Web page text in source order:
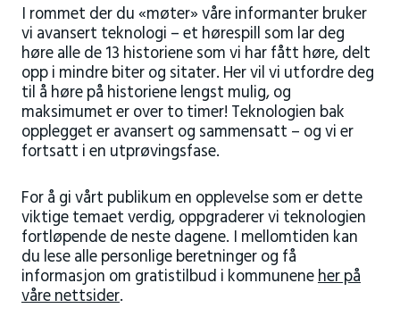
I rommet der du «møter» våre informanter bruker
vi avansert teknologi – et hørespill som lar deg
høre alle de 13 historiene som vi har fått høre, delt
opp i mindre biter og sitater. Her vil vi utfordre deg
til å høre på historiene lengst mulig, og
maksimumet er over to timer! Teknologien bak
opplegget er avansert og sammensatt – og vi er
fortsatt i en utprøvingsfase.
For å gi vårt publikum en opplevelse som er dette
viktige temaet verdig, oppgraderer vi teknologien
fortløpende de neste dagene. I mellomtiden kan
du lese alle personlige beretninger og få
informasjon om gratistilbud i kommuneneher på
våre nettsider.